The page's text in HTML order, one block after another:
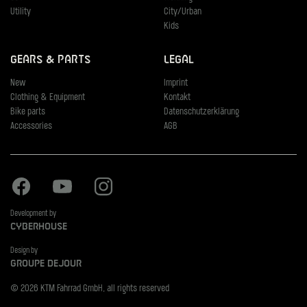
Utility
City/Urban
Kids
Gears & Parts
New
Clothing & Equipment
Bike parts
Accessories
Legal
Imprint
Kontakt
Datenschutzerklärung
AGB
Facebook Youtube
Development by
Cyberhouse
Design by
Groupe Dejour
© 2026 KTM Fahrrad GmbH, all rights reserved